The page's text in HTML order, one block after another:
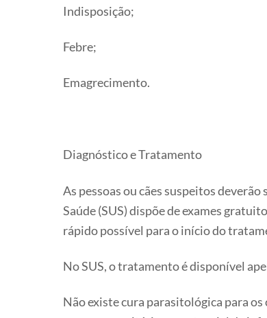
Indisposição;
Febre;
Emagrecimento.
Diagnóstico e Tratamento
As pessoas ou cães suspeitos
Saúde (SUS) dispõe de exames
rápido possível para o início do
No SUS, o tratamento é disponível
Não existe cura parasitológica para